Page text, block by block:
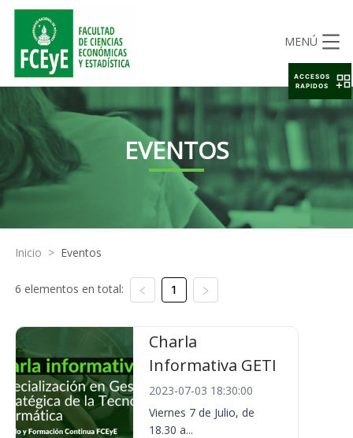
MENÚ
EVENTOS
Inicio > Eventos
6 elementos en total: 1
Charla
Informativa GETI
2023-07-03 18:30:00
Viernes 7 de Julio, de
18.30 a...
ACCESOS
RAPIDOS